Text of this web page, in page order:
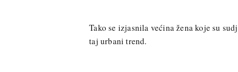
Tako se izjasnila većina žena koje su
taj urbani trend.